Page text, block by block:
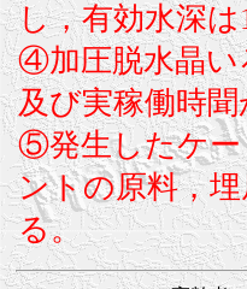
し，有効水深
④加圧脱水晶い
及び実稼働時
⑤発生したケー
ントの原料，
る。